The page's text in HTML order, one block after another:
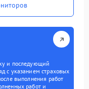
и последующий
с указанием страховых
выполнения работ
работ и